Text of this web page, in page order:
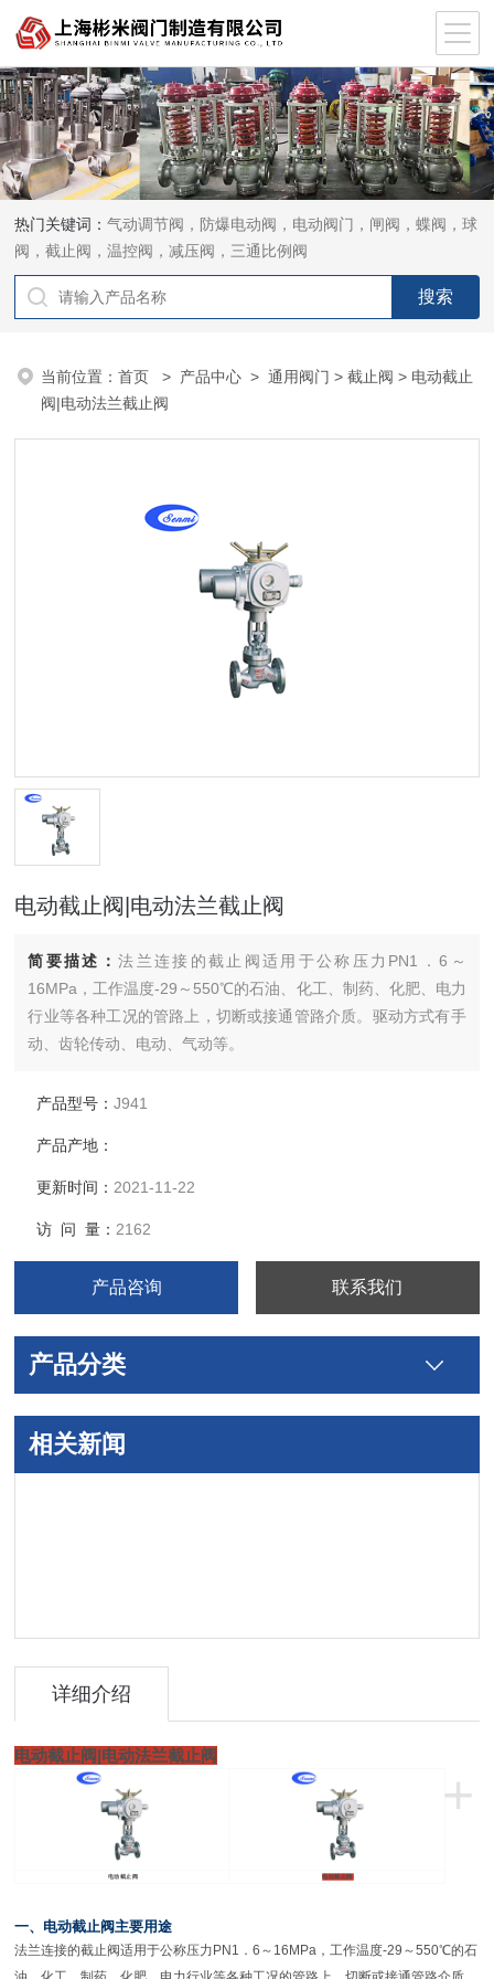
热门关键词：气动调节阀，防爆电动阀，电动阀门，闸阀，蝶阀，球
阀，截止阀，温控阀，减压阀，三通比例阀
当前位置：首页 > 产品中心 >通用阀门 >截止阀 > 电动截止
阀|电动法兰截止阀
电动截止阀|电动法兰截止阀
简要描述：法兰连接的截止阀适用于公称压力PN1．6～
16MPa，工作温度-29～550℃的石油、化工、制药、化肥、电力
行业等各种工况的管路上，切断或接通管路介质。驱动方式有手
动、齿轮传动、电动、气动等。
产品型号：J941
产品产地：
更新时间： 2021-11-22
访 问 量： 2162
产品咨询 联系我们
产品分类
相关新闻
详细介绍
电动截止阀|电动法兰截止阀
+
电动截止阀 电动截止阀
一、电动截止阀主要用途
法兰连接的截止阀适用于公称压力PN1．6～16MPa，工作温度-29～550℃的石